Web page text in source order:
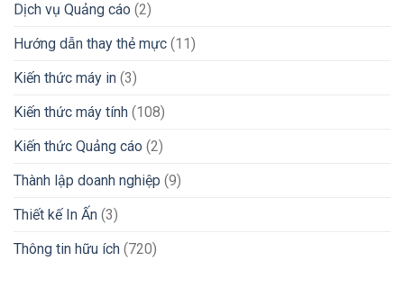
Dịch vụ Quảng cáo (2)
Hướng dẫn thay thẻ mực (11)
Kiến thức máy in (3)
Kiến thức máy tính (108)
Kiến thức Quảng cáo (2)
Thành lập doanh nghiệp (9)
Thiết kế In Ấn (3)
Thông tin hữu ích (720)